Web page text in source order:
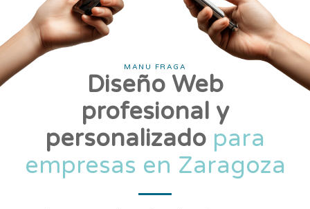
MANU FRAGA
Diseño Web
profesional y
personalizado para
empresas en Zaragoza